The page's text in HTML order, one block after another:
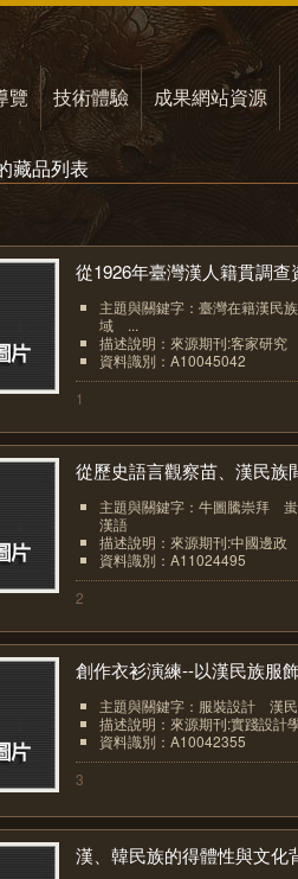
覽 技術體驗 成果網站資源
藏品列表
從1926年臺灣漢人籍貫調查
主題與關鍵字：臺灣在籍漢民
域 ...
描述說明：來源期刊:客家研究
資料識別：A10045042
1
從歷史語言觀察苗、漢民族
主題與關鍵字：牛圖騰崇
漢語
描述說明：來源期刊:中國邊政
資料識別：A11024495
2
創作衣衫演練--以漢民族服
主題與關鍵字：服裝設計 漢
描述說明：來源期刊:實踐設計
資料識別：A10042355
3
漢、韓民族的得體性與文化